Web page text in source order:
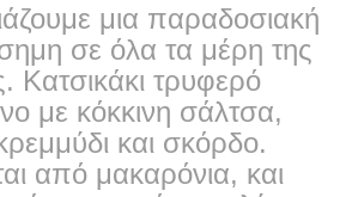
μια παραδοσιακή
σε όλα τα μέρη της
Κατσικάκι τρυφερό
με κόκκινη σάλτσα,
και σκόρδο.
από μακαρόνια, και